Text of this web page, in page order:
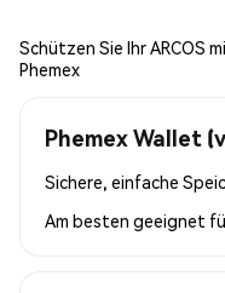
Schützen Sie Ihr ARCOS
Phemex
Phemex Wallet
Sichere, einfache
Am besten geeignet